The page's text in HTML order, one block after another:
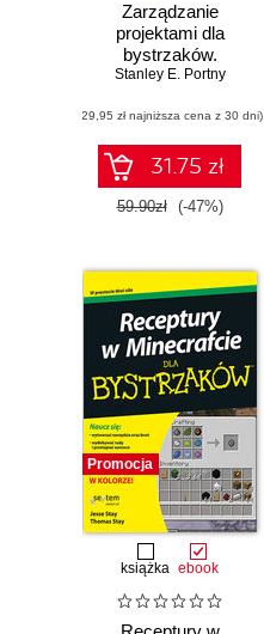
Zarządzanie
projektami dla
bystrzaków.
Wydanie V
Stanley E. Portny
(29,95 zł najniższa cena z 30 dni)
31.75 zł
59.90zł (-47%)
Promocja
książka ebook